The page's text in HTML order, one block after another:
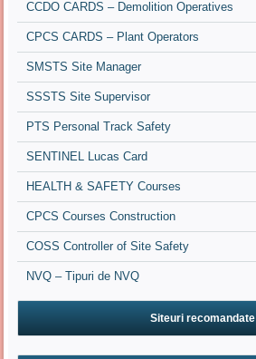
CCDO CARDS – Demolition Operatives
CPCS CARDS – Plant Operators
SMSTS Site Manager
SSSTS Site Supervisor
PTS Personal Track Safety
SENTINEL Lucas Card
HEALTH & SAFETY Courses
CPCS Courses Construction
COSS Controller of Site Safety
NVQ – Tipuri de NVQ
Siteuri recomandate